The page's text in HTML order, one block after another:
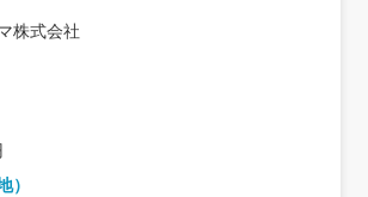
株式会社
）